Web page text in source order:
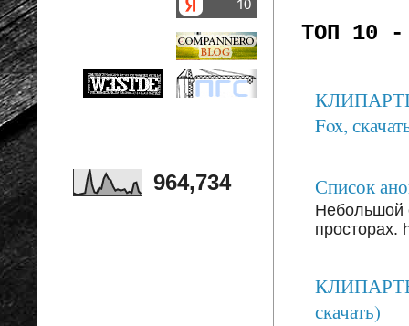
ТОП 10 -
КЛИПАРТЫ:
Fox,
Список
Небольшой
просторах.
скачать)
964,734